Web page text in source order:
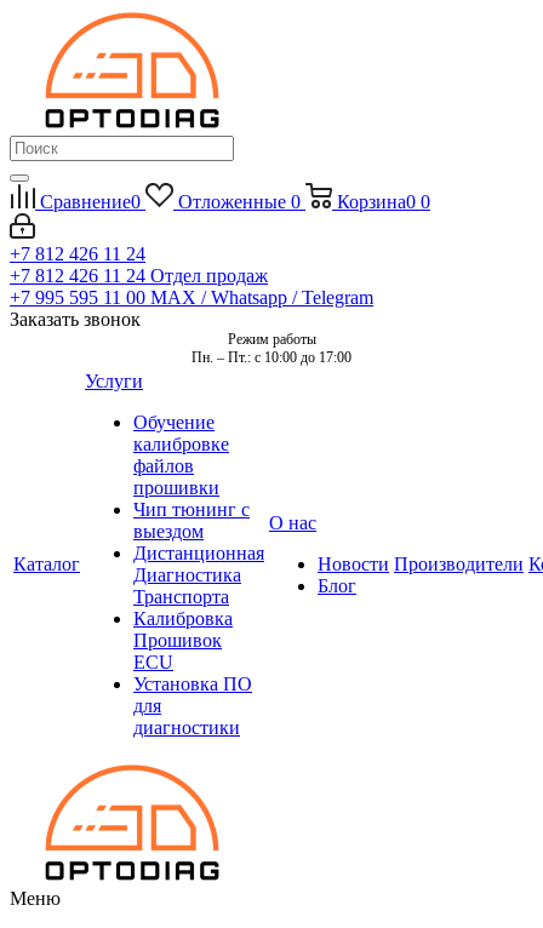
Сравнение0 Отложенные 0 Корзина0 0
+7 812 426 11 24
+7 812 426 11 24 Отдел продаж
+7 995 595 11 00 MAX / Whatsapp / Telegram
Заказать звонок
Режим работы
Пн. – Пт.: с 10:00 до 17:00
Каталог
Услуги
Обучение
калибровке
файлов
прошивки
Чип тюнинг с
выездом
Дистанционная
Диагностика
Транспорта
Калибровка
Прошивок
ECU
Установка ПО
для
диагностики
О нас
Новости
Блог
Производители
Меню